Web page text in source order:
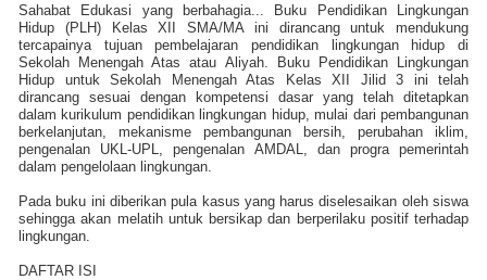
Sahabat Edukasi yang berbahagia... Buku Pendidikan Lingkungan
Hidup (PLH) Kelas XII SMA/MA ini dirancang untuk mendukung
tercapainya tujuan pembelajaran pendidikan lingkungan hidup di
Sekolah Menengah Atas atau Aliyah. Buku Pendidikan Lingkungan
Hidup untuk Sekolah Menengah Atas Kelas XII Jilid 3 ini telah
dirancang sesuai dengan kompetensi dasar yang telah ditetapkan
dalam kurikulum pendidikan lingkungan hidup, mulai dari pembangunan
berkelanjutan, mekanisme pembangunan bersih, perubahan iklim,
pengenalan UKL-UPL, pengenalan AMDAL, dan progra pemerintah
dalam pengelolaan lingkungan.
Pada buku ini diberikan pula kasus yang harus diselesaikan oleh siswa
sehingga akan melatih untuk bersikap dan berperilaku positif terhadap
lingkungan.
DAFTAR ISI